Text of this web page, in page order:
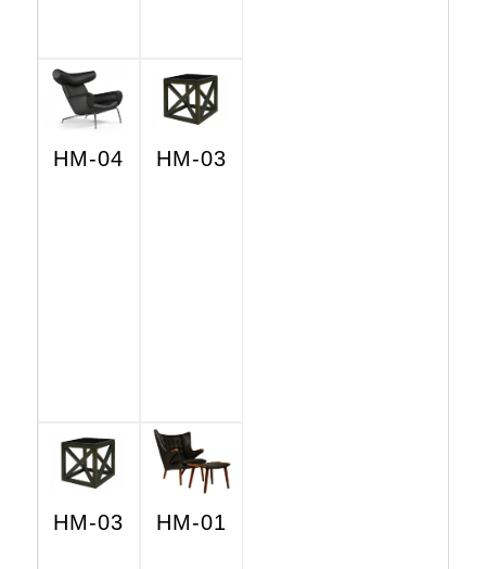
HM-04 HM-03
HM-03 HM-01